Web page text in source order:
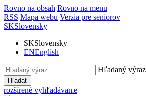
Rovno na obsah Rovno na menu
RSS Mapa webu Verzia pre seniorov
SKSlovensky
SKSlovensky
ENEnglish
Hľadaný výraz
Hľadať
rozšírené vyhľadávanie